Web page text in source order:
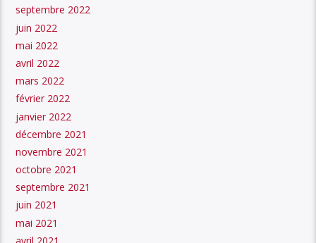
septembre 2022
juin 2022
mai 2022
avril 2022
mars 2022
février 2022
janvier 2022
décembre 2021
novembre 2021
octobre 2021
septembre 2021
juin 2021
mai 2021